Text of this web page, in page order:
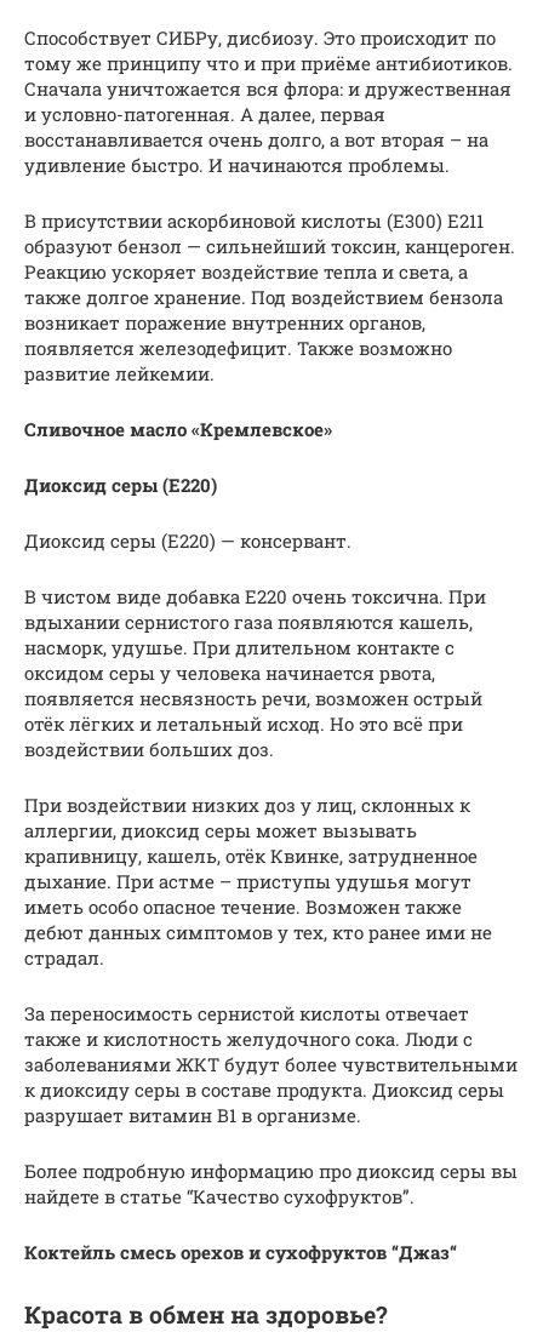
Способствует СИБРу, дисбиозу. Это происходит по
тому же принципу что и при приёме антибиотиков.
Сначала уничтожается вся флора: и дружественная
и условно-патогенная. А далее, первая
восстанавливается очень долго, а вот вторая – на
удивление быстро. И начинаются проблемы.
В присутствии аскорбиновой кислоты (Е300) Е211
образуют бензол — сильнейший токсин, канцероген.
Реакцию ускоряет воздействие тепла и света, а
также долгое хранение. Под воздействием бензола
возникает поражение внутренних органов,
появляется железодефицит. Также возможно
развитие лейкемии.
Сливочное масло «Кремлевское»
Диоксид серы (Е220)
Диоксид серы (Е220) — консервант.
В чистом виде добавка E220 очень токсична. При
вдыхании сернистого газа появляются кашель,
насморк, удушье. При длительном контакте с
оксидом серы у человека начинается рвота,
появляется несвязность речи, возможен острый
отёк лёгких и летальный исход. Но это всё при
воздействии больших доз.
При воздействии низких доз у лиц, склонных к
аллергии, диоксид серы может вызывать
крапивницу, кашель, отёк Квинке, затрудненное
дыхание. При астме – приступы удушья могут
иметь особо опасное течение. Возможен также
дебют данных симптомов у тех, кто ранее ими не
страдал.
За переносимость сернистой кислоты отвечает
также и кислотность желудочного сока. Люди с
заболеваниями ЖКТ будут более чувствительными
к диоксиду серы в составе продукта. Диоксид серы
разрушает витамин В1 в организме.
Более подробную информацию про диоксид серы вы
найдете в статье “Качество сухофруктов”.
Коктейль смесь орехов и сухофруктов “Джаз“
Красота в обмен на здоровье?